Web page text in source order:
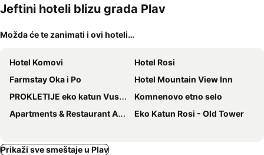
Jeftini hoteli blizu grada Plav
Možda će te zanimati i ovi hoteli…
Hotel Komovi
Hotel Rosi
Farmstay Oka i Po
Hotel Mountain View Inn
PROKLETIJE eko katun Vusanje
Komnenovo etno selo
Apartments & Restaurant ABAS
Eko Katun Rosi - Old Tower
Prikaži sve smeštaje u Plav